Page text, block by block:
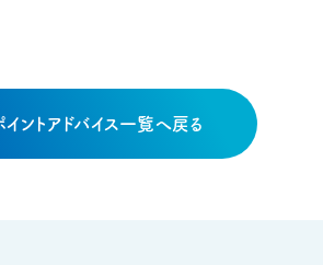
ントアドバイス一覧へ戻る